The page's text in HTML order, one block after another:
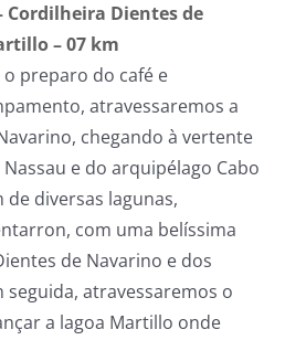
Cordilheira Dientes de
– 07 km
preparo do café e
atravessaremos a
chegando à vertente
e do arquipélago Cabo
de diversas lagunas,
com uma belíssima
de Navarino e dos
atravessaremos o
a lagoa Martillo onde